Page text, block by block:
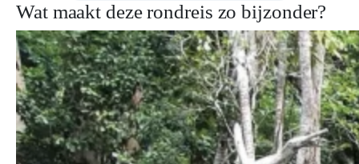
Wat maakt deze rondreis zo bijzonder?